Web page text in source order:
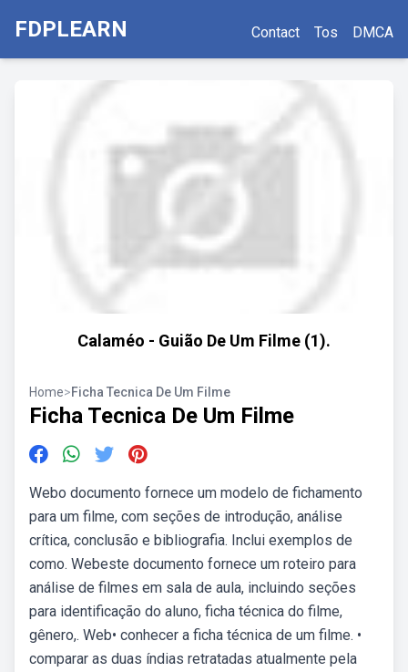
FDPLEARN Contact Tos DMCA
Calaméo - Guião De Um Filme (1).
Home>Ficha Tecnica De Um Filme
Ficha Tecnica De Um Filme
Webo documento fornece um modelo de fichamento
para um filme, com seções de introdução, análise
crítica, conclusão e bibliografia. Inclui exemplos de
como. Webeste documento fornece um roteiro para
análise de filmes em sala de aula, incluindo seções
para identificação do aluno, ficha técnica do filme,
gênero,. Web• conhecer a ficha técnica de um filme. •
comparar as duas índias retratadas atualmente pela